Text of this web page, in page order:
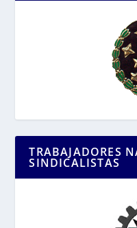
TRABAJADORES
SINDICALISTAS